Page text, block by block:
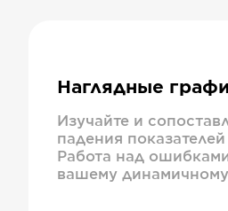
Наглядные
Изучайте и
падения
Работа над
вашему